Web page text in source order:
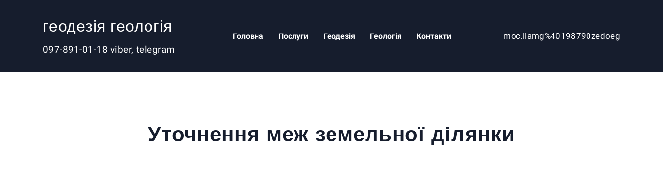
геодезія геологія
097-891-01-18 viber, telegram
Головна Послуги Геодезія Геологія Контакти moc.liamg%40198790zedoeg
Уточнення меж земельної ділянки